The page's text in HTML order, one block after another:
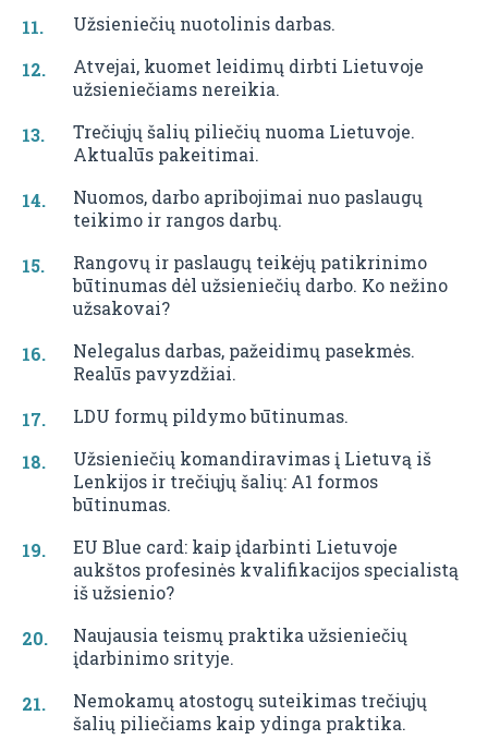
Užsieniečių nuotolinis darbas.
Atvejai, kuomet leidimų dirbti Lietuvoje
užsieniečiams nereikia.
Trečiųjų šalių piliečių nuoma Lietuvoje.
Aktualūs pakeitimai.
Nuomos, darbo apribojimai nuo paslaugų
teikimo ir rangos darbų.
Rangovų ir paslaugų teikėjų patikrinimo
būtinumas dėl užsieniečių darbo. Ko nežino
užsakovai?
Nelegalus darbas, pažeidimų pasekmės.
Realūs pavyzdžiai.
LDU formų pildymo būtinumas.
Užsieniečių komandiravimas į Lietuvą iš
Lenkijos ir trečiųjų šalių: A1 formos
būtinumas.
EU Blue card: kaip įdarbinti Lietuvoje
aukštos profesinės kvalifikacijos specialistą
iš užsienio?
Naujausia teismų praktika užsieniečių
įdarbinimo srityje.
Nemokamų atostogų suteikimas trečiųjų
šalių piliečiams kaip ydinga praktika.